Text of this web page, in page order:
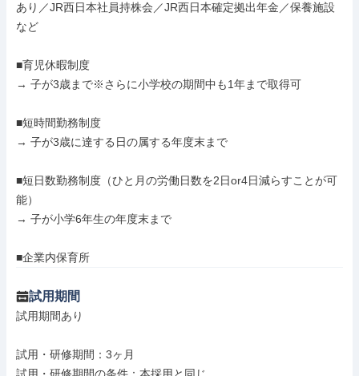
あり／JR西日本社員持株会／JR西日本確定拠出年金／保養施設
など
■育児休暇制度
→ 子が3歳まで※さらに小学校の期間中も1年まで取得可
■短時間勤務制度
→ 子が3歳に達する日の属する年度末まで
■短日数勤務制度（ひと月の労働日数を2日or4日減らすことが可
能）
→ 子が小学6年生の年度末まで
■企業内保育所
試用期間
試用期間あり
試用・研修期間：3ヶ月